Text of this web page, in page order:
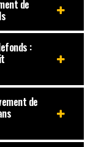
de
:
de